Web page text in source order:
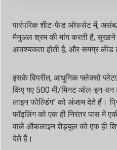
पारंपरिक शीट-फेड ऑफसेट में,
मैनुअल श्रम की मांग करती है, सुखाने
आवश्यकता होती है, और समग्र लीड
इसके विपरीत, आधुनिक फ्लेक्सो
किए गए 500 मी/मिनट ऑल-इन-वन
लाइन फोल्डिंग" को अंजाम देते हैं।
फॉइलिंग को एक ही निरंतर पास में
वाले ऑफ़लाइन शेड्यूल को एक ही
देते हैं।